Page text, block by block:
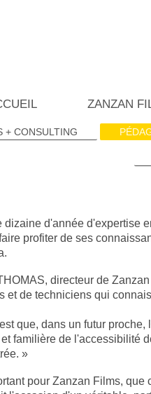
ZANZAN
+ CONSULTING
dizaine d'année d'expertise
profiter de ses
directeur de
et de techniciens qui
que, dans un futur
familière de l'accessibilité
»
pour Zanzan Films,